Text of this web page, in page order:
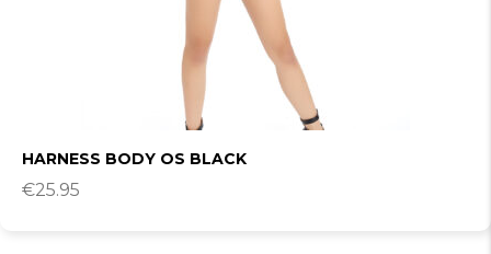
HARNESS BODY OS BLACK
€25.95